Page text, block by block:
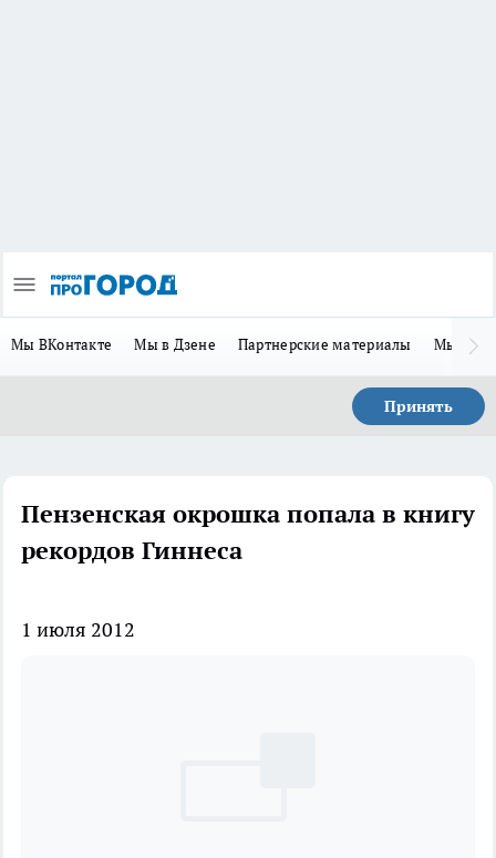
Мы ВКонтакте Мы в Дзене Партнерские материалы Мы в
Принять
Пензенская окрошка попала в книгу
рекордов Гиннеса
1 июля 2012